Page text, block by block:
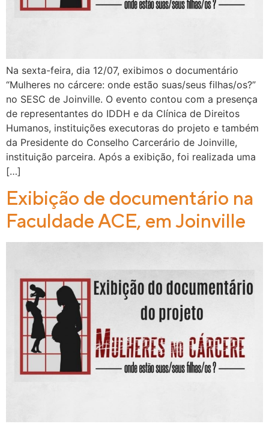
Na sexta-feira, dia 12/07, exibimos o documentário
“Mulheres no cárcere: onde estão suas/seus filhas/os?”
no SESC de Joinville. O evento contou com a presença
de representantes do IDDH e da Clínica de Direitos
Humanos, instituições executoras do projeto e também
da Presidente do Conselho Carcerário de Joinville,
instituição parceira. Após a exibição, foi realizada uma
[…]
Exibição de documentário na
Faculdade ACE, em Joinville